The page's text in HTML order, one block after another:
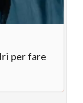
per fare